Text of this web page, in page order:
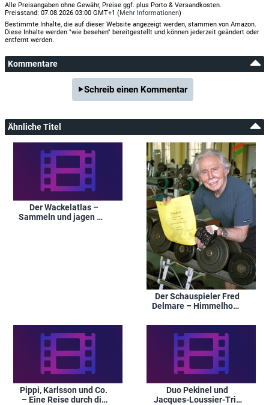
Alle Preisangaben ohne Gewähr, Preise ggf. plus Porto & Versandkosten.
Preisstand: 07.08.2026 03:00 GMT+1 (Mehr Informationen)
Bestimmte Inhalte, die auf dieser Website angezeigt werden, stammen von Amazon.
Diese Inhalte werden "wie besehen" bereitgestellt und können jederzeit geändert oder
entfernt werden.
Kommentare
Schreib einen Kommentar
Ähnliche Titel
Der Wackelatlas –
Sammeln und jagen mit
Der Schauspieler Fred
Delmare – Himmelhoch
betrübt
Pippi, Karlsson und Co.
– Eine Reise durch die
Duo Pekinel und
Jacques-Loussier-Trio